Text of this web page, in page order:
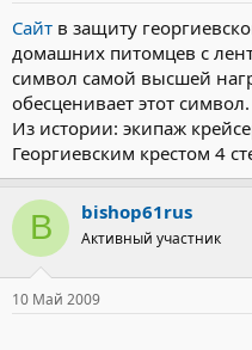
Сайт в защиту
домашних питомцев с
символ самой высшей
обесценивает этот символ.
Из истории: экипаж
Георгиевским крестом 4
B bishop61rus
Активный участник
10 Май 2009